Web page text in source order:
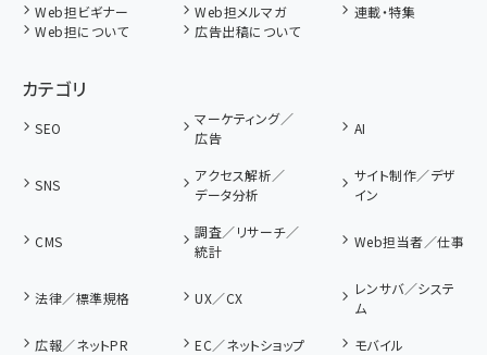
Web担ビギナー Web担メルマガ
連載・特集
Web担について
広告出稿について
カテゴリ
SEO
マーケティング／
広告
AI
SNS
アクセス解析／
データ分析
サイト制作／デザ
イン
CMS
調査／リサーチ／
統計
Web担当者／仕事
法律／標準規格 UX／CX
レンサバ／システ
ム
広報／ネットPR
EC／ネットショップ
モバイル